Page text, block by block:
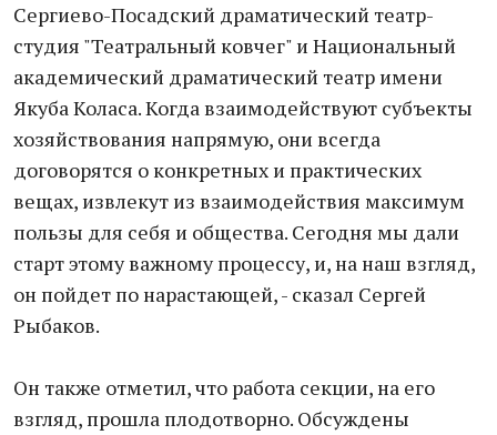
Сергиево-Посадский драматический театр-
студия "Театральный ковчег" и Национальный
академический драматический театр имени
Якуба Коласа. Когда взаимодействуют субъекты
хозяйствования напрямую, они всегда
договорятся о конкретных и практических
вещах, извлекут из взаимодействия максимум
пользы для себя и общества. Сегодня мы дали
старт этому важному процессу, и, на наш взгляд,
он пойдет по нарастающей, - сказал Сергей
Рыбаков.
Он также отметил, что работа секции, на его
взгляд, прошла плодотворно. Обсуждены